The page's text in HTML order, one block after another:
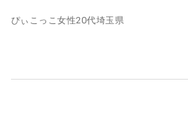
ぴぃこっこ女性20代埼玉県